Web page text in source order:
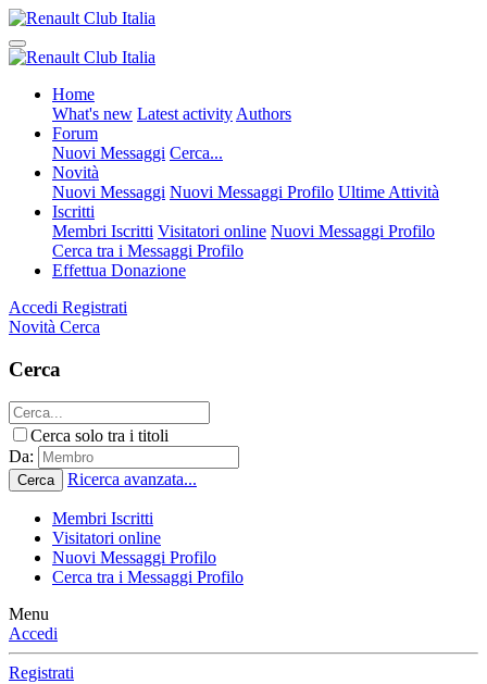
Home
What's new Latest activity Authors
Forum
Nuovi Messaggi Cerca...
Novità
Nuovi Messaggi Nuovi Messaggi Profilo Ultime Attività
Iscritti
Membri Iscritti Visitatori online Nuovi Messaggi Profilo
Cerca tra i Messaggi Profilo
Effettua Donazione
Accedi Registrati
Novità Cerca
Cerca
Cerca solo tra i titoli
Da:
Cerca Ricerca avanzata...
Membri Iscritti
Visitatori online
Nuovi Messaggi Profilo
Cerca tra i Messaggi Profilo
Menu
Accedi
Registrati